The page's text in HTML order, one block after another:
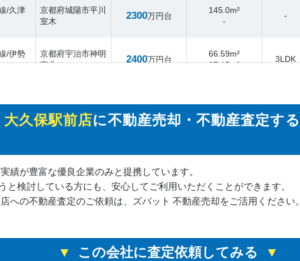
/久津
京都府城陽市平川
室木
2300万円台
145.0m²
-
-
/伊勢
京都府宇治市神明
宮北
2400万円台
66.59m²
87.15m²
3LDK
/城陽 2600万円台
/久津
京都府宇治市大久
保町平盛
2900万円台
79.03m²
89.91m²
3LDK
田町新中ノ荒
79.79m²
大久保駅前店に不動産売却・不動産査定す
績が豊富な優良企業のみと提携しています。
と検討している方にも、安心してご利用いただくことができます。
への不動産査定のご依頼は、ズバット 不動産売却をご活用ください
この会社に査定依頼してみる